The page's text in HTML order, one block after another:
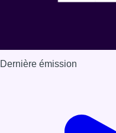
Dernière émission